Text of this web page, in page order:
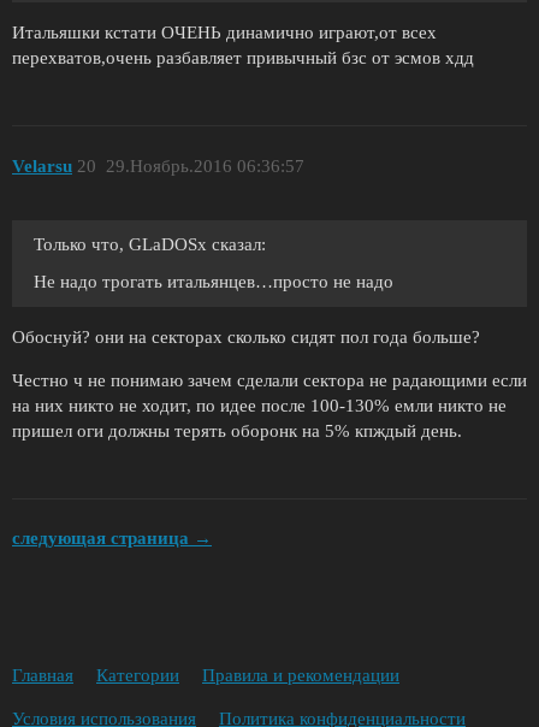
Итальяшки кстати ОЧЕНЬ динамично играют,от всех
перехватов,очень разбавляет привычный бзс от эсмов хдд
Velarsu 29.Ноябрь.2016 06:36:57
20
Только что, GLaDOSx сказал:
Не надо трогать итальянцев…просто не надо
Обоснуй? они на секторах сколько сидят пол года больше?
Честно ч не понимаю зачем сделали сектора не радающими если
на них никто не ходит, по идее после 100-130% емли никто не
пришел оги должны терять оборонк на 5% кпждый день.
следующая страница →
Главная Категории Правила и рекомендации
Условия использования Политика конфиденциальности